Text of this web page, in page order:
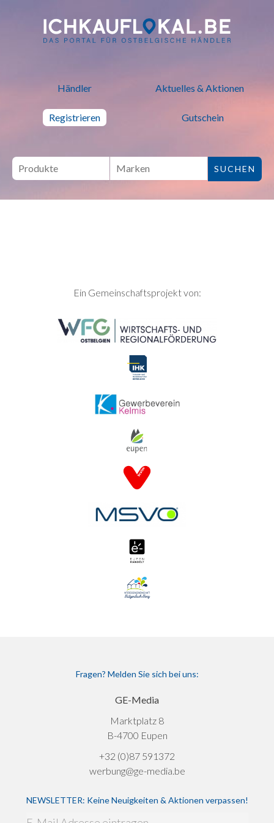
ich kauf lokal - Bei lokalen
Händler Aktuelles & Aktionen
Registrieren Gutschein
SEITENFUSSEin Gemeinschaftsprojekt von:
Fragen? Melden Sie sich bei uns:
GE-Media
Marktplatz 8
B-4700 Eupen
+32 (0)87 591372
werbung@ge-media.be
NEWSLETTER: Keine Neuigkeiten & Aktionen verpassen!